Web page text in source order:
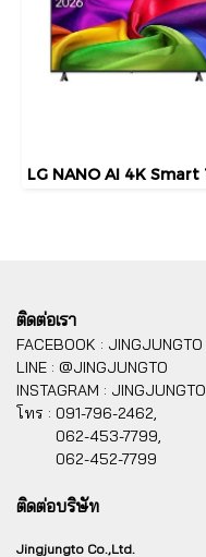
ติดต่อเรา
FACEBOOK : JINGJUNGTO
LINE : @JINGJUNGTO
INSTAGRAM : JINGJUNGTO
โทร : 091-796-2462,
062-453-7799,
062-452-7799
ติดต่อบริษัท
Jingjungto Co.,Ltd.